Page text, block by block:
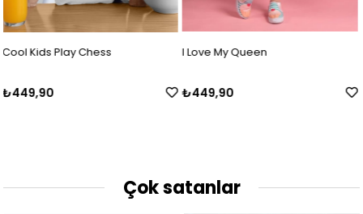
I Love My Queen
₺449,90
Choose Your Weapon Çocuk
₺449,90
Çok satanlar